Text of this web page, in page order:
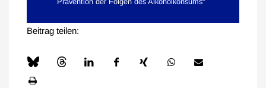
Beitrag teilen: